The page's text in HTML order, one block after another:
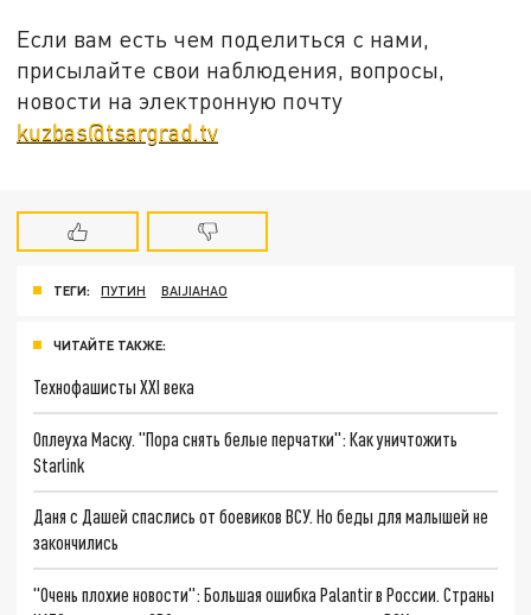
Если вам есть чем поделиться с нами,
присылайте свои наблюдения, вопросы,
новости на электронную почту
kuzbas@tsargrad.tv
ТЕГИ: ПУТИН BAIJIAHAO
ЧИТАЙТЕ ТАКЖЕ:
Технофашисты XXI века
Оплеуха Маску. "Пора снять белые перчатки": Как уничтожить
Starlink
Даня с Дашей спаслись от боевиков ВСУ. Но беды для малышей не
закончились
"Очень плохие новости": Большая ошибка Palantir в России. Страны